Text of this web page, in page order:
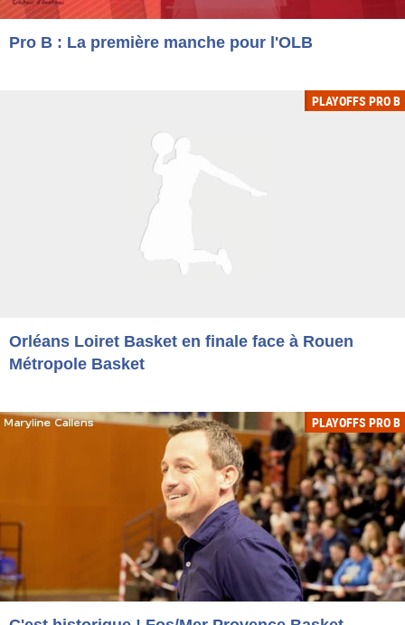
Pro B : La première manche pour l'OLB
PLAYOFFS PRO B
Orléans Loiret Basket en finale face à Rouen
Métropole Basket
PLAYOFFS PRO B